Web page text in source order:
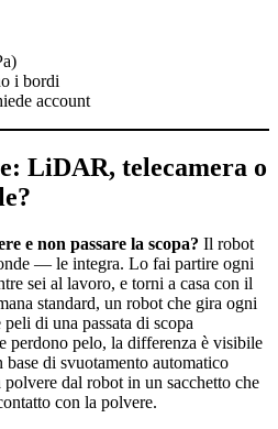
i bordi
account
LiDAR, telecamera o
e non passare la scopa? Il robot
— le integra. Lo fai partire ogni
sei al lavoro, e torni a casa con il
standard, un robot che gira ogni
di una passata di scopa
perdono pelo, la differenza è visibile
di svuotamento automatico
dal robot in un sacchetto che
con la polvere.